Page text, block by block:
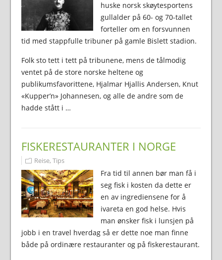
huske norsk skøytesportens
gullalder på 60- og 70-tallet
forteller om en forsvunnen
tid med stappfulle tribuner på gamle Bislett stadion.
Folk sto tett i tett på tribunene, mens de tålmodig
ventet på de store norske heltene og
publikumsfavorittene, Hjalmar Hjallis Andersen, Knut
«Kupper’n» Johannesen, og alle de andre som de
hadde stått i …
FISKERESTAURANTER I NORGE
Reise, Tips
Fra tid til annen bør man få i
seg fisk i kosten da dette er
en av ingrediensene for å
ivareta en god helse. Hvis
man ønsker fisk i lunsjen på
jobb i en travel hverdag så er dette noe man finne
både på ordinære restauranter og på fiskerestaurant.